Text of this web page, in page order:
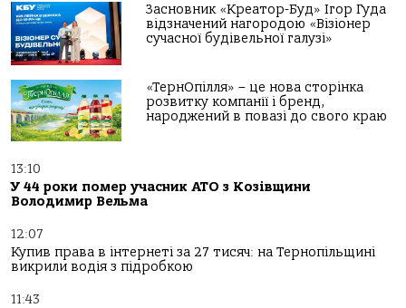
Засновник «Креатор-Буд» Ігор Гуда
відзначений нагородою «Візіонер
сучасної будівельної галузі»
«ТернОпілля» – це нова сторінка
розвитку компанії і бренд,
народжений в повазі до свого краю
13:10
У 44 роки помер учасник АТО з Козівщини
Володимир Вельма
12:07
Купив права в інтернеті за 27 тисяч: на Тернопільщині
викрили водія з підробкою
11:43